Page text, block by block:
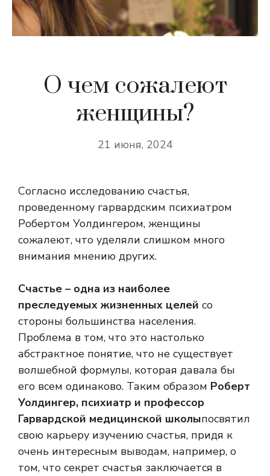
О чем сожалеют
женщины?
21 июня, 2024
Согласно исследованию счастья,
проведенному гарвардским психиатром
Робертом Уолдингером, женщины
сожалеют, что уделяли слишком много
внимания мнению других.
Счастье – одна из наиболее
преследуемых жизненных целей со
стороны большинства населения.
Проблема в том, что это настолько
абстрактное понятие, что не существует
волшебной формулы, которая давала бы
его всем одинаково. Таким образом Роберт
Уолдингер, психиатр и профессор
Гарвардской медицинской школыпосвятил
свою карьеру изучению счастья, придя к
очень интересным выводам, например, о
том, что секрет счастья заключается в